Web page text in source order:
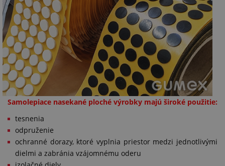
Samolepiace nasekané ploché výrobky majú široké použitie:
tesnenia
odpruženie
ochranné dorazy, ktoré vyplnia priestor medzi jednotlivými
dielmi a zabránia vzájomnému oderu